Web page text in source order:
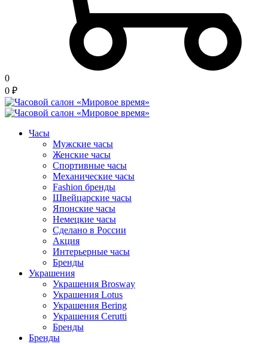
0
0 ₽
Часы
Мужские часы
Женские часы
Спортивные часы
Механические часы
Fashion бренды
Швейцарские часы
Японские часы
Немецкие часы
Сделано в России
Акция
Интерьерные часы
Бренды
Украшения
Украшения Brosway
Украшения Lotus
Украшения Bering
Украшения Cerutti
Бренды
Бренды